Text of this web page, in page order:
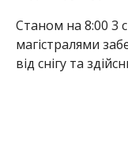
Станом на 8:00 3
магістралями
від снігу та